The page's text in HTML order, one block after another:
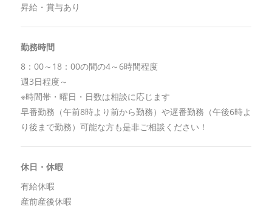
昇給・賞与あり
勤務時間
8：00～18：00の間の4～6時間程度
週3日程度～
※時間帯・曜日・日数は相談に応じます
早番勤務（午前8時より前から勤務）や遅番勤務（午後6時よ
り後まで勤務）可能な方も是非ご相談ください！
休日・休暇
有給休暇
産前産後休暇